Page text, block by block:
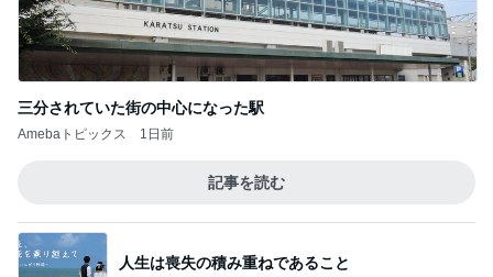
三分されていた街の中心になった駅
Amebaトピックス 1日前
記事を読む
人生は喪失の積み重ねであること